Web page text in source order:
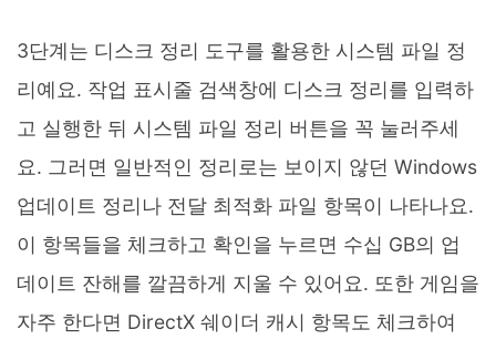
3단계는 디스크 정리 도구를 활용한 시스템 파일 정
리예요. 작업 표시줄 검색창에 디스크 정리를 입력하
고 실행한 뒤 시스템 파일 정리 버튼을 꼭 눌러주세
요. 그러면 일반적인 정리로는 보이지 않던 Windows
업데이트 정리나 전달 최적화 파일 항목이 나타나요.
이 항목들을 체크하고 확인을 누르면 수십 GB의 업
데이트 잔해를 깔끔하게 지울 수 있어요. 또한 게임을
자주 한다면 DirectX 쉐이더 캐시 항목도 체크하여